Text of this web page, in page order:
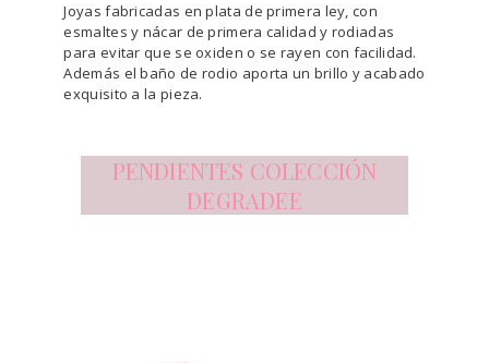
Joyas fabricadas en plata de primera ley, con
esmaltes y nácar de primera calidad y rodiadas
para evitar que se oxiden o se rayen con facilidad.
Además el baño de rodio aporta un brillo y acabado
exquisito a la pieza.
PENDIENTES COLECCIÓN
DEGRADEE